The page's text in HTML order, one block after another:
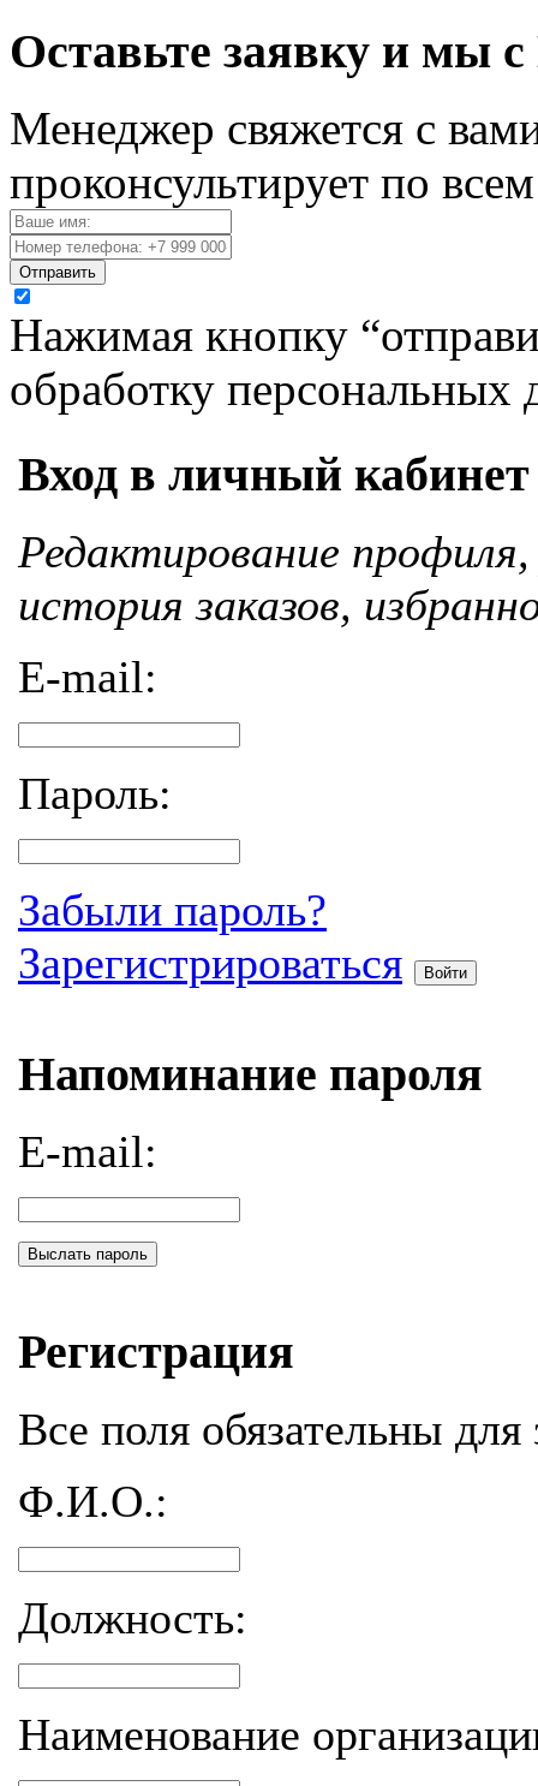
Оставьте заявку и мы
Менеджер свяжется с
проконсультирует по
Отправить
Нажимая кнопку
обработку персональных
Вход в личный кабинет
Редактирование
история заказов,
E-mail:
Пароль:
Забыли пароль?
Зарегистрироваться
Войти
Напоминание пароля
E-mail:
Выслать пароль
Регистрация
Все поля обязательны для
Ф.И.О.:
Должность:
Наименование